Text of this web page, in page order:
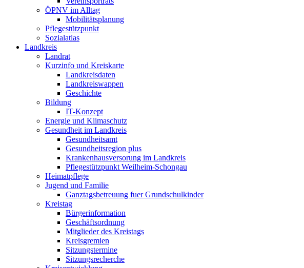
ÖPNV im Alltag
Mobilitätsplanung
Pflegestützpunkt
Sozialatlas
Landkreis
Landrat
Kurzinfo und Kreiskarte
Landkreisdaten
Landkreiswappen
Geschichte
Bildung
IT-Konzept
Energie und Klimaschutz
Gesundheit im Landkreis
Gesundheitsamt
Gesundheitsregion plus
Krankenhausversorung im Landkreis
Pflegestützpunkt Weilheim-Schongau
Heimatpflege
Jugend und Familie
Ganztagsbetreuung fuer Grundschulkinder
Kreistag
Bürgerinformation
Geschäftsordnung
Mitglieder des Kreistags
Kreisgremien
Sitzungstermine
Sitzungsrecherche